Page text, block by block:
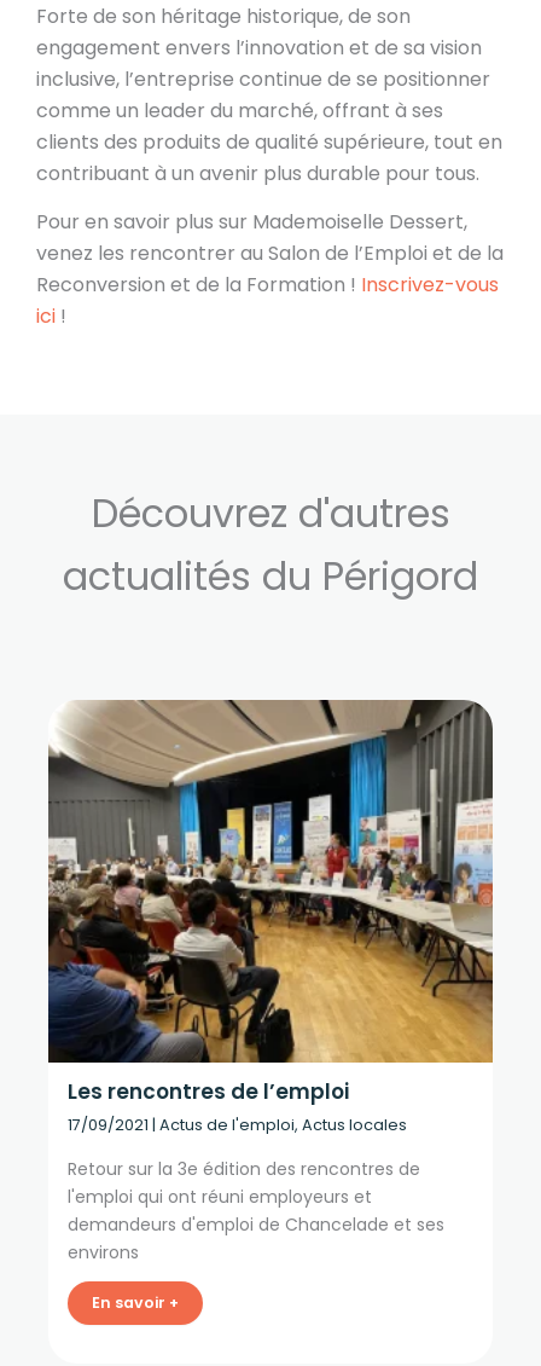
Forte de son héritage historique, de son
engagement envers l’innovation et de sa vision
inclusive, l’entreprise continue de se positionner
comme un leader du marché, offrant à ses
clients des produits de qualité supérieure, tout en
contribuant à un avenir plus durable pour tous.
Pour en savoir plus sur Mademoiselle Dessert,
venez les rencontrer au Salon de l’Emploi et de la
Reconversion et de la Formation ! Inscrivez-vous
ici !
Découvrez d'autres
actualités du Périgord
Les rencontres de l’emploi
17/09/2021 | Actus de l'emploi, Actus locales
Retour sur la 3e édition des rencontres de
l'emploi qui ont réuni employeurs et
demandeurs d'emploi de Chancelade et ses
environs
En savoir +